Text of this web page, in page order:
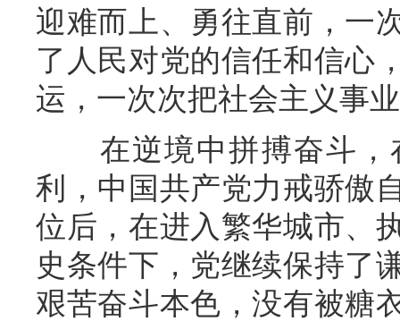
迎难而上、勇往直前，一
了人民对党的信任和信心
运，一次次把社会主义事
在逆境中拼搏奋斗，
利，中国共产党力戒骄傲
位后，在进入繁华城市、
史条件下，党继续保持了
艰苦奋斗本色，没有被糖